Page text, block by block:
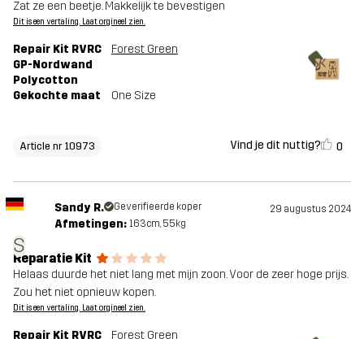
Zat ze een beetje. Makkelijk te bevestigen
Dit is een vertaling. Laat orgineel zien.
Repair Kit RVRC
GP-Nordwand
Polycotton
Forest Green
Gekochte maat One Size
Article nr 10973 Vind je dit nuttig? 0
S
Sandy R. Geverifieerde koper 29 augustus 2024
Afmetingen: 163cm, 55kg
Reparatie Kit
Helaas duurde het niet lang met mijn zoon. Voor de zeer hoge prijs.
Zou het niet opnieuw kopen.
Dit is een vertaling. Laat orgineel zien.
Repair Kit RVRC
Forest Green